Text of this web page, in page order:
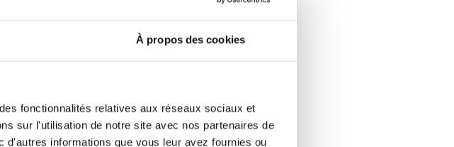
À propos des cookies
fonctionnalités relatives aux réseaux sociaux et
sur l'utilisation de notre site avec nos partenaires de
informations que vous leur avez fournies ou
acronyme soit clair. Ainsi, le
exactement sur le
idéale d'un nom de domaine